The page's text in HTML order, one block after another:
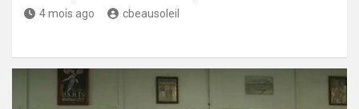
4 mois ago cbeausoleil